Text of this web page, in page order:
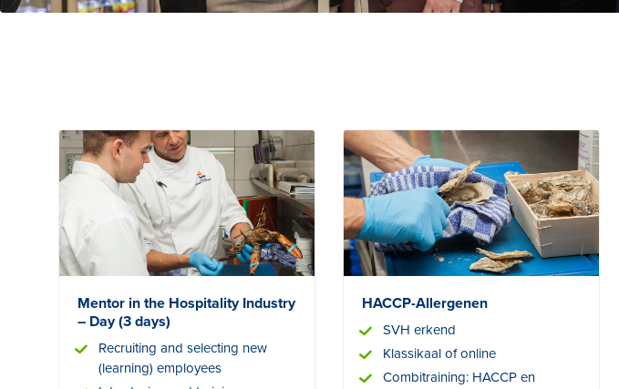
Mentor in the Hospitality Industry
– Day (3 days)
Recruiting and selecting new
(learning) employees
HACCP-Allergenen
SVH erkend
Klassikaal of online
Combitraining: HACCP en